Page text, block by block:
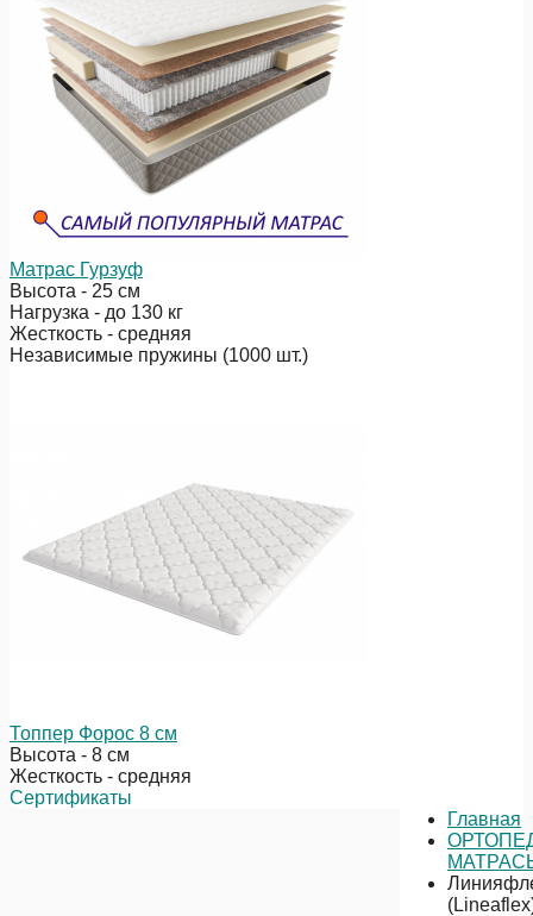
Матрас Гурзуф
Высота - 25 см
Нагрузка - до 130 кг
Жесткость - средняя
Независимые пружины (1000 шт.)
Топпер Форос 8 см
Высота - 8 см
Жесткость - средняя
Сертификаты
Главная